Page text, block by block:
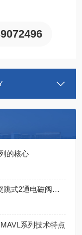
的核心
PKA Series--日本CKD空气用先导突跳式2通电磁阀的操作规范
系列技术特点